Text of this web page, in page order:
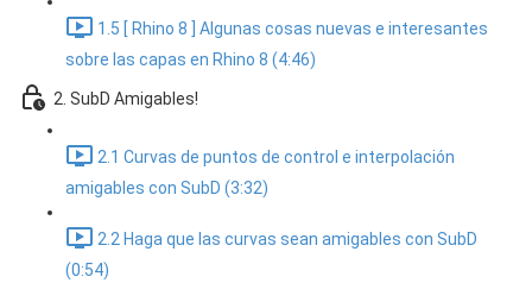
1.5 [ Rhino 8 ] Algunas cosas nuevas e interesantes
sobre las capas en Rhino 8 (4:46)
2. SubD Amigables!
2.1 Curvas de puntos de control e interpolación
amigables con SubD (3:32)
2.2 Haga que las curvas sean amigables con SubD
(0:54)